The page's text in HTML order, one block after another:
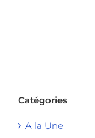
Catégories
A la Une